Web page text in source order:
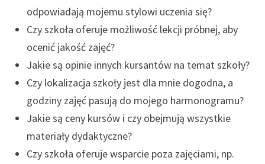
odpowiadają mojemu stylowi uczenia się?
Czy szkoła oferuje możliwość lekcji próbnej, aby
ocenić jakość zajęć?
Jakie są opinie innych kursantów na temat szkoły?
Czy lokalizacja szkoły jest dla mnie dogodna, a
godziny zajęć pasują do mojego harmonogramu?
Jakie są ceny kursów i czy obejmują wszystkie
materiały dydaktyczne?
Czy szkoła oferuje wsparcie poza zajęciami, np.